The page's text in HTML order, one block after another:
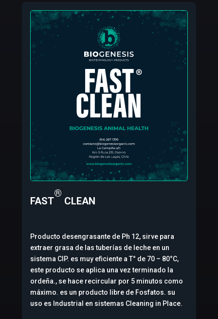
FAST
®
CLEAN
Producto desengrasante de Ph 12, sirve para
extraer grasa de las tuberías de leche en un
sistema CIP. es muy eficiente a T° de 70 – 80°C,
este producto se aplica una vez terminado la
ordeña., se hace recircular por 5 minutos como
máximo. es un producto libre de Fosfatos. su
uso es Industrial en sistemas Cleaning in Place.